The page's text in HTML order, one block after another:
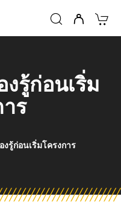
รู้ก่อนเริ่ม
ร
งรู้ก่อนเริ่มโครงการ